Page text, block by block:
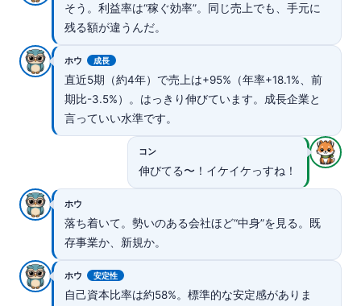
そう。利益率は“稼ぐ効率”。同じ売上でも、手元に
残る額が違うんだ。
ホウ 成長
直近5期（約4年）で売上は+95%（年率+18.1%、前
期比-3.5%）。はっきり伸びています。成長企業と
言っていい水準です。
コン
伸びてる〜！イケイケっすね！
ホウ
落ち着いて。勢いのある会社ほど“中身”を見る。既
存事業か、新規か。
ホウ 安定性
自己資本比率は約58%。標準的な安定感がありま